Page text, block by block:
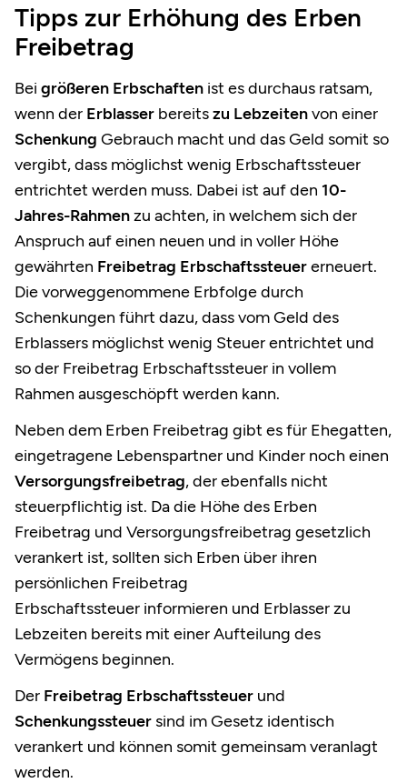
Tipps zur Erhöhung des Erben
Freibetrag
Bei größeren Erbschaften ist es durchaus ratsam,
wenn der Erblasser bereitszu Lebzeitenvon einer
Schenkung Gebrauch macht und das Geld somit so
vergibt, dass möglichst wenig Erbschaftssteuer
entrichtet werden muss. Dabei ist auf den 10-
Jahres-Rahmenzu achten, in welchem sich der
Anspruch auf einen neuen und in voller Höhe
gewährten Freibetrag Erbschaftssteuererneuert.
Die vorweggenommene Erbfolge durch
Schenkungen führt dazu, dass vom Geld des
Erblassers möglichst wenig Steuer entrichtet und
so der Freibetrag Erbschaftssteuer in vollem
Rahmen ausgeschöpft werden kann.
Neben dem Erben Freibetrag gibt es für Ehegatten,
eingetragene Lebenspartner und Kinder noch einen
Versorgungsfreibetrag, der ebenfalls nicht
steuerpflichtig ist. Da die Höhe des Erben
Freibetrag und Versorgungsfreibetrag gesetzlich
verankert ist, sollten sich Erben über ihren
persönlichen Freibetrag
Erbschaftssteuer informieren und Erblasser zu
Lebzeiten bereits mit einer Aufteilung des
Vermögens beginnen.
Der Freibetrag Erbschaftssteuer und
Schenkungssteuer sind im Gesetz identisch
verankert und können somit gemeinsam veranlagt
werden.